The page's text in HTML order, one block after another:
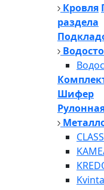
Кровля
раздела
Шифер